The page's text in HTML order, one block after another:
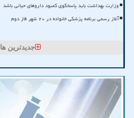
وزارت بهداشت باید پاسخگوی کمبود داروهای حیاتی باشد
آغاز رسمی برنامه پزشکی خانواده در ۲۰ شهر فاز دوم
جدیدترین ها